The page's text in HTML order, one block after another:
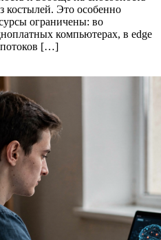
костылей. Это особенно
ограничены: во
компьютерах, в edge
потоков […]